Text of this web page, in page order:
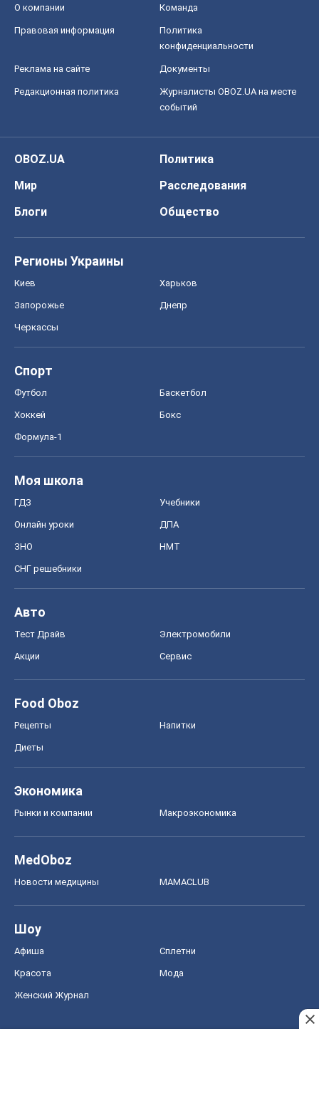
О компании Команда
Правовая информация
Политика
конфиденциальности
Реклама на сайте Документы
Редакционная политика
Журналисты OBOZ.UA на месте
событий
OBOZ.UA
Политика
Мир
Расследования
Блоги
Общество
Регионы Украины
Киев Харьков
Запорожье Днепр
Черкассы
Спорт
Футбол Баскетбол
Хоккей Бокс
Формула-1
Моя школа
ГДЗ Учебники
Онлайн уроки ДПА
ЗНО НМТ
СНГ решебники
Авто
Тест Драйв Электромобили
Акции Сервис
Food Oboz
Рецепты Напитки
Диеты
Экономика
Рынки и компании Mакроэкономика
MedOboz
Новости медицины MAMACLUB
Шоу
Афиша Сплетни
Красота Мода
Женский Журнал